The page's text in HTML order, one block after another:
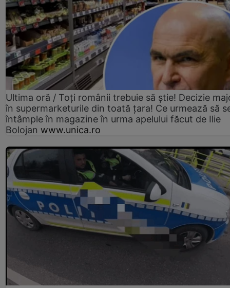
Ultima oră / Toți românii trebuie să știe! Decizie
în supermarketurile din toată țara! Ce urmează să
întâmple în magazine în urma apelului făcut de Ilie
Bolojan www.unica.ro